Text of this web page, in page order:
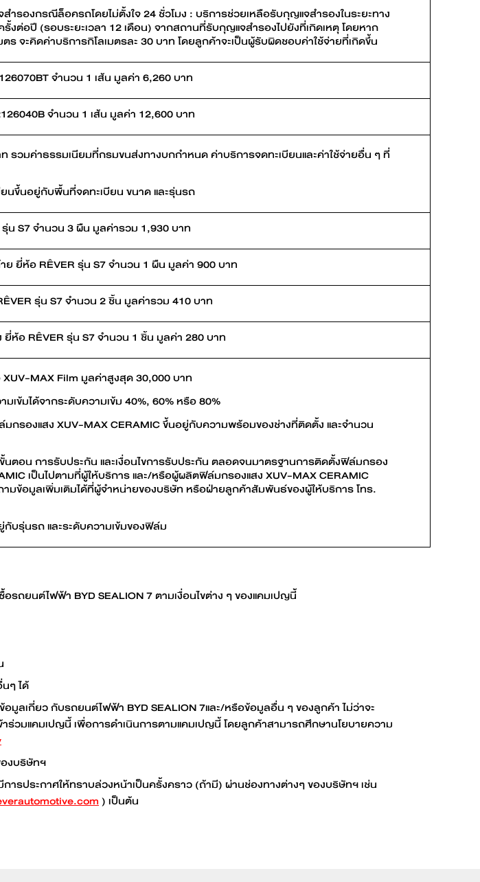
ำรองกรณีล็อครถโดยไม่ตั้งใจ 24 ชั่วโมง : บริการช่วยเหลือรับกุญแจสำรองในระยะทาง
รั้งต่อปี (รอบระยะเวลา 12 เดือน) จากสถานที่รับกุญแจสำรองไปยังที่เกิดเหตุ โดยหาก
ตร จะคิดค่าบริการกิโลเมตรละ 30 บาท โดยลูกค้าจะเป็นผู้รับผิดชอบค่าใช้จ่ายที่เกิดขึ้น
จำนวน 1 เส้น มูลค่า 6,260 บาท
จำนวน 1 เส้น มูลค่า 12,600 บาท
รวมค่าธรรมเนียมที่กรมขนส่งทางบกกำหนด ค่าบริการจดทะเบียนและค่าใช้จ่ายอื่น ๆ ที่
นขึ้นอยู่กับพื้นที่จดทะเบียน ขนาด และรุ่นรถ
น S7 จำนวน 3 ผืน มูลค่ารวม 1,930 บาท
ย ยี่ห้อ RÊVER รุ่น S7 จำนวน 1 ผืน มูลค่า 900 บาท
รุ่น S7 จำนวน 2 ชิ้น มูลค่ารวม 410 บาท
อ RÊVER รุ่น S7 จำนวน 1 ชิ้น มูลค่า 280 บาท
MAX Film มูลค่าสูงสุด 30,000 บาท
เข้มได้จากระดับความเข้ม 40%, 60% หรือ 80%
มกรองแสง XUV-MAX CERAMIC ขึ้นอยู่กับความพร้อมของช่างที่ติดตั้ง และจำนวน
นตอน การรับประกัน และเงื่อนไขการรับประกัน ตลอดจนมาตรฐานการติดตั้งฟิล์มกรอง
เป็นไปตามที่ผู้ให้บริการ และ/หรือผู้ผลิตฟิล์มกรองแสง XUV-MAX CERAMIC
มข้อมูลเพิ่มเติมได้ที่ผู้จำหน่ายของบริษัท หรือฝ่ายลูกค้าสัมพันธ์ของผู้ให้บริการ โทร.
บรุ่นรถ และระดับความเข้มของฟิล์ม
ถยนต์ไฟฟ้า BYD SEALION 7 ตามเงื่อนไขต่าง ๆ ของแคมเปญนี้
ๆ ได้
มูลเกี่ยว กับรถยนต์ไฟฟ้า BYD SEALION 7และ/หรือข้อมูลอื่น ๆ ของลูกค้า ไม่ว่าจะ
วมแคมเปญนี้ เพื่อการดำเนินการตามแคมเปญนี้ โดยลูกค้าสามารถศึกษานโยบายความ
งบริษัทฯ
ารประกาศให้ทราบล่วงหน้าเป็นครั้งคราว (ถ้ามี) ผ่านช่องทางต่างๆ ของบริษัทฯ เช่น
) เป็นต้น